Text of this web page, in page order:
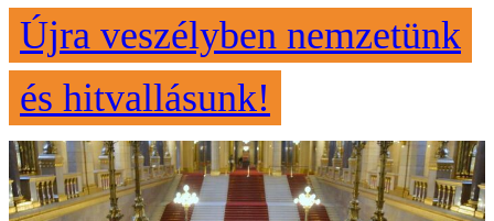
Újra veszélyben nemzetünk
és hitvallásunk!